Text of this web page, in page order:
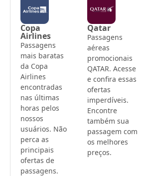
Copa
Airlines
Passagens
mais baratas
da Copa
Airlines
encontradas
nas últimas
horas pelos
nossos
usuários. Não
perca as
principais
ofertas de
passagens.
Qatar
Passagens
aéreas
promocionais
QATAR. Acesse
e confira essas
ofertas
imperdíveis.
Encontre
também sua
passagem com
os melhores
preços.